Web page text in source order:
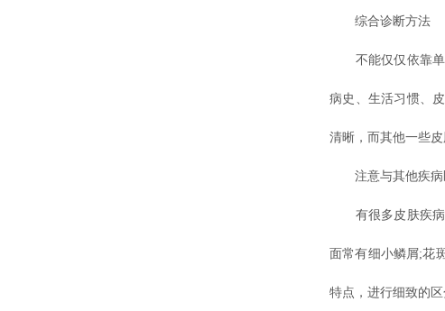
综合诊断方法
不能仅仅依靠单
病史、生活习惯、
清晰，而其他一些
注意与其他疾病
有很多皮肤疾病
面常有细小鳞屑;花
特点，进行细致的